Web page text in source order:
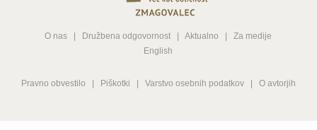
O nas Družbena odgovornost |Aktualno |Za medije
English
Pravno obvestilo Piškotki Varstvo osebnih podatkov| O avtorjih